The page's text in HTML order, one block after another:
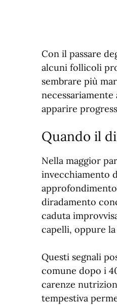
Con il passare
alcuni follicoli
sembrare più
apparire
Quando il
Nella maggior
invecchiamento
diradamento
caduta
capelli, oppure
Questi segnali
comune dopo i
carenze
tempestiva